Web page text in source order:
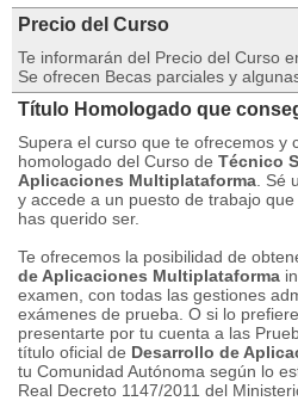
Precio del Curso
Te informarán del Precio del Curso
Se ofrecen Becas parciales y
Título Homologado que
Supera el curso que te ofrecemos y
homologado del Curso de Técnico
Aplicaciones Multiplataforma .
y accede a un puesto de trabajo
has querido ser.
Te ofrecemos la posibilidad de
de Aplicaciones Multiplataforma
examen, con todas las gestiones
exámenes de prueba. O si lo
presentarte por tu cuenta a las
título oficial de Desarrollo de
tu Comunidad Autónoma según lo
Real Decreto 1147/2011 del